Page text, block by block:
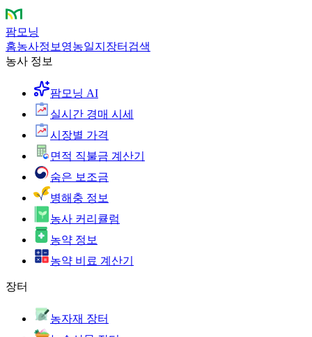
팜모닝
홈농사정보 영농일지 장터 검색
농사 정보
팜모닝 AI
실시간 경매 시세
시장별 가격
면적 직불금 계산기
숨은 보조금
병해충 정보
농사 커리큘럼
농약 정보
농약 비료 계산기
장터
농자재 장터